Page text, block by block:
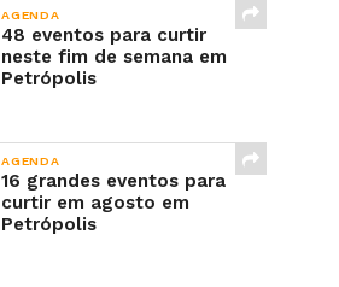
AGENDA
48 eventos para curtir
neste fim de semana em
Petrópolis
AGENDA
16 grandes eventos para
curtir em agosto em
Petrópolis